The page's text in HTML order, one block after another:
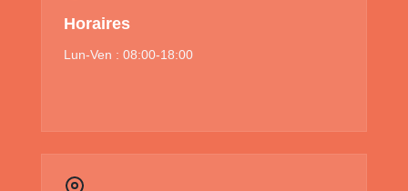
Horaires
Lun-Ven : 08:00-18:00